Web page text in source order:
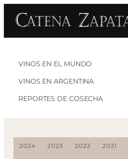
VINOS EN EL MUNDO
VINOS EN ARGENTINA
REPORTES DE COSECHA
2024 2023 2022 2021